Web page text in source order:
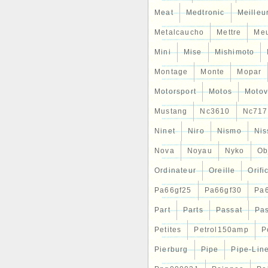
Meat Medtronic
Metalcaucho Mettre
Mini Mise Mishimoto
Montage Monte Mopar
Motorsport Motos
Mustang Nc3610
Ninet Niro Nismo
Nova Noyau Nyko
Ordinateur Oreille
Pa66gf25 Pa66gf30
Part Parts Passat
Petites Petrol150amp
Pierburg Pipe Pipe-